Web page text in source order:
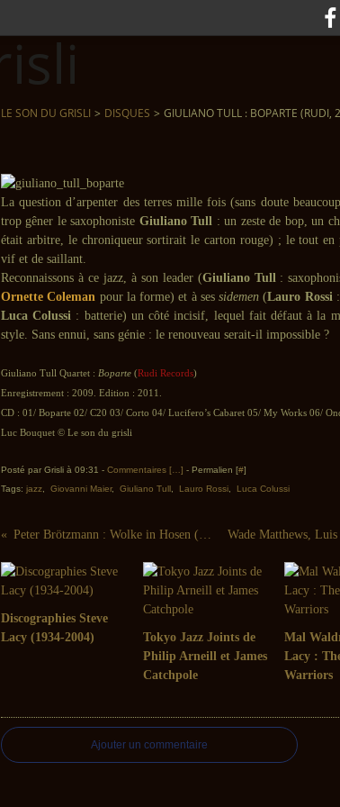
LE SON DU GRISLI > DISQUES > GIULIANO TULL : BOPARTE (RUDI,
La question d’arpenter des terres mille fois (sans doute
trop gêner le saxophoniste Giuliano Tull : un zeste de bop, un
était arbitre, le chroniqueur sortirait le carton rouge) ; le tout en
vif et de saillant.
Reconnaissons à ce jazz, à son leader (Giuliano Tull:
Ornette Coleman pour la forme) et à ses sidemen (Lauro Rossi:
Luca Colussi : batterie) un côté incisif, lequel fait défaut à la
style. Sans ennui, sans génie : le renouveau serait-il impossible ?
Giuliano Tull Quartet : Boparte (Rudi Records)
Enregistrement : 2009. Edition : 2011.
CD : 01/ Boparte 02/ C20 03/ Corto 04/ Lucifero’s Cabaret 05/ My Works 06/
Luc Bouquet © Le son du grisli
Posté par Grisli à 09:31 - Commentaires [ ] - Permalien [#]
Tags: jazz Giovanni Maier, Giuliano Tull Lauro Rossi Luca Colussi
Peter Brötzmann : Wolke in Hosen (FMP, 1976)
Discographies Steve
Lacy (1934-2004)
Tokyo Jazz Joints de
Philip Arneill et James
Catchpole
Mal
Lacy :
Warriors
Ajouter un commentaire